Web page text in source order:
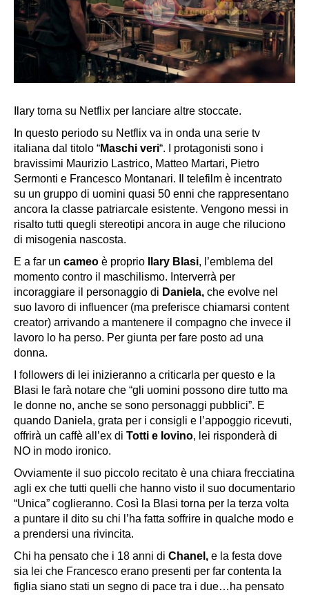
Ilary torna su Netflix per lanciare altre stoccate.
In questo periodo su Netflix va in onda una serie tv
italiana dal titolo “Maschi veri“. I protagonisti sono i
bravissimi Maurizio Lastrico, Matteo Martari, Pietro
Sermonti e Francesco Montanari. Il telefilm è incentrato
su un gruppo di uomini quasi 50 enni che rappresentano
ancora la classe patriarcale esistente. Vengono messi in
risalto tutti quegli stereotipi ancora in auge che riluciono
di misogenia nascosta.
E a far un cameo è proprio Ilary Blasi, l’emblema del
momento contro il maschilismo. Interverrà per
incoraggiare il personaggio di Daniela, che evolve nel
suo lavoro di influencer (ma preferisce chiamarsi content
creator) arrivando a mantenere il compagno che invece il
lavoro lo ha perso. Per giunta per fare posto ad una
donna.
I followers di lei inizieranno a criticarla per questo e la
Blasi le farà notare che “gli uomini possono dire tutto ma
le donne no, anche se sono personaggi pubblici”. E
quando Daniela, grata per i consigli e l’appoggio ricevuti,
offrirà un caffè all’ex di Totti e Iovino, lei risponderà di
NO in modo ironico.
Ovviamente il suo piccolo recitato è una chiara frecciatina
agli ex che tutti quelli che hanno visto il suo documentario
“Unica” coglieranno. Così la Blasi torna per la terza volta
a puntare il dito su chi l’ha fatta soffrire in qualche modo e
a prendersi una rivincita.
Chi ha pensato che i 18 anni di Chanel, e la festa dove
sia lei che Francesco erano presenti per far contenta la
figlia siano stati un segno di pace tra i due…ha pensato